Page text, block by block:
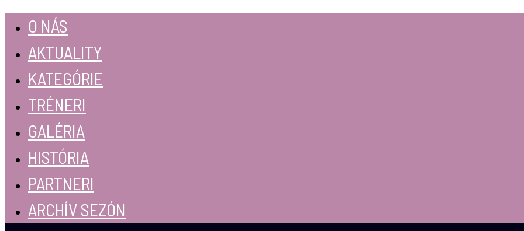
O NÁS
AKTUALITY
KATEGÓRIE
TRÉNERI
GALÉRIA
HISTÓRIA
PARTNERI
ARCHÍV SEZÓN